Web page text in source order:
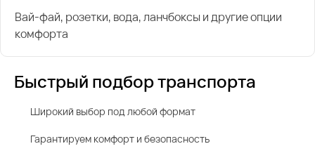
Вай-фай, розетки, вода, ланчбоксы и другие опции
комфорта
Быстрый подбор транспорта
Широкий выбор под любой формат
Гарантируем комфорт и безопасность